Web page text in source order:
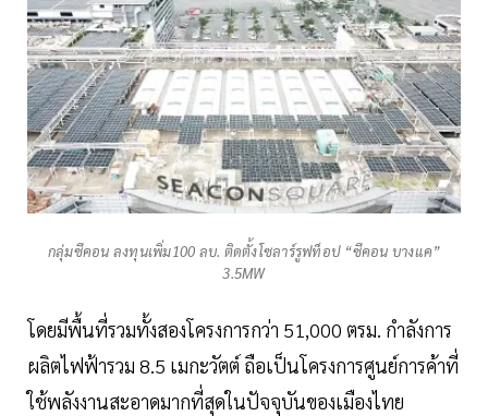
กลุ่มซีคอน ลงทุนเพิ่ม100 ลบ. ติดตั้งโซลาร์รูฟท็อป “ซีคอน บางแค”
3.5MW
โดยมีพื้นที่รวมทั้งสองโครงการกว่า 51,000 ตรม. กำลังการ
ผลิตไฟฟ้ารวม 8.5 เมกะวัตต์ ถือเป็นโครงการศูนย์การค้าที่
ใช้พลังงานสะอาดมากที่สุดในปัจจุบันของเมืองไทย